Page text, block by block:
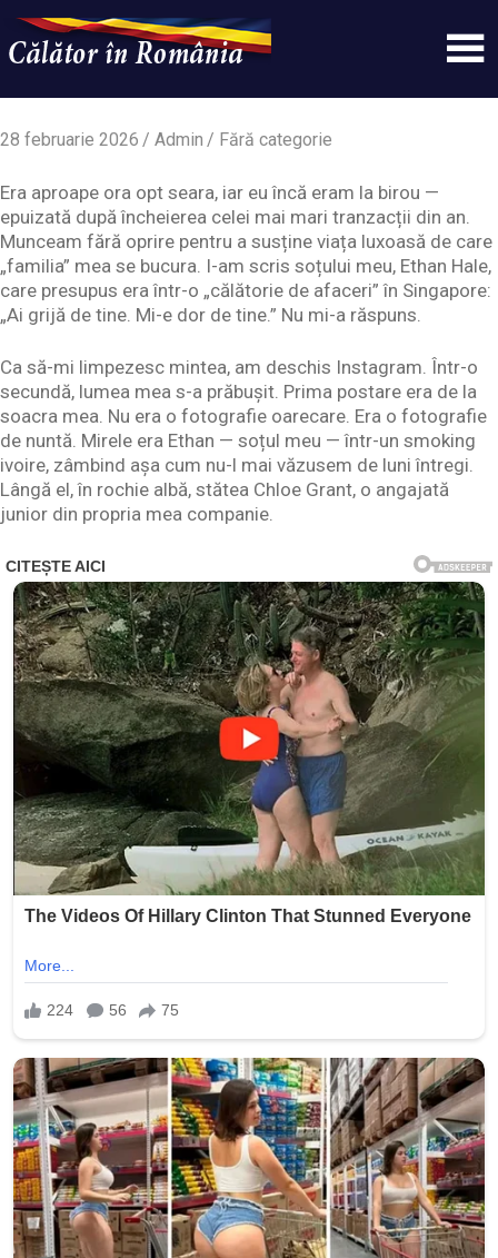
content
Calatorinromania
simplu
WordPress
28 februarie 2026 Admin Fără categorie
Era aproape ora opt seara, iar eu încă eram la birou —
epuizată după încheierea celei mai mari tranzacții din an.
Munceam fără oprire pentru a susține viața luxoasă de care
„familia” mea se bucura. I-am scris soțului meu, Ethan Hale,
care presupus era într-o „călătorie de afaceri” în Singapore:
„Ai grijă de tine. Mi-e dor de tine.” Nu mi-a răspuns.
Ca să-mi limpezesc mintea, am deschis Instagram. Într-o
secundă, lumea mea s-a prăbușit. Prima postare era de la
soacra mea. Nu era o fotografie oarecare. Era o fotografie
de nuntă. Mirele era Ethan — soțul meu — într-un smoking
ivoire, zâmbind așa cum nu-l mai văzusem de luni întregi.
Lângă el, în rochie albă, stătea Chloe Grant, o angajată
junior din propria mea companie.